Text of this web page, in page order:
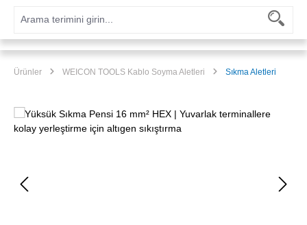
Ürünler WEICON TOOLS Kablo Soyma Aletleri Sıkma Aletleri
Resim galerisini atla